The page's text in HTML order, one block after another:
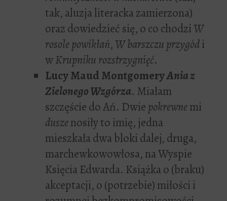
tak, aluzja literacka zamierzona)
oraz dowiedzieć się, o co chodziW
rosole powikłań,W barszczu przygódi
wKrupniku rozstrzygnięć.
Lucy Maud MontgomeryAnia z
Zielonego Wzgórza. Miałam
szczęście do Ań. Dwiepokrewnemi
duszenosiły to imię, jedna
mieszkała dwa bloki dalej, druga,
marchewkowowłosa, na Wyspie
Księcia Edwarda. Książka o (braku)
akceptacji, o (potrzebie) miłości i